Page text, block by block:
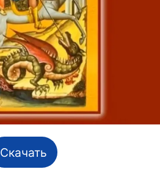
Скачать